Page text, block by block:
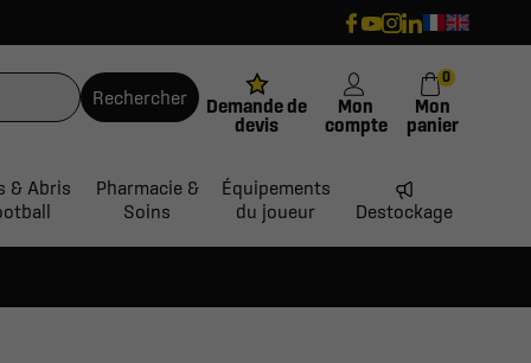
Rechercher
Demande de
devis
Mon
compte
Mon
panier
0
& Abris
Pharmacie &
Soins
Équipements
du joueur
Destockage